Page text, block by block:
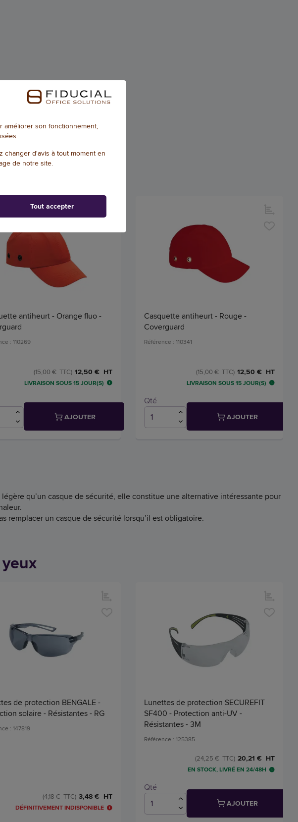
antiheurt - Orange fluo -
: 110269
12,50 € HT
(15,00 € TTC)
LIVRAISON SOUS 15 JOUR(S)
AJOUTER
Casquette antiheurt - Rouge -
Coverguard
Référence : 110341
12,50 € HT
(15,00 € TTC)
LIVRAISON SOUS 15 JOUR(S)
Qté
AJOUTER
qu’un casque de sécurité, elle constitue une alternative intéressante pour
remplacer un casque de sécurité lorsqu’il est obligatoire.
de protection BENGALE -
solaire - Résistantes - RG
: 147819
3,48 € HT
(4,18 € TTC)
DÉFINITIVEMENT INDISPONIBLE
Lunettes de protection SECUREFIT
SF400 - Protection anti-UV -
Résistantes - 3M
Référence : 125385
20,21 € HT
(24,25 € TTC)
EN STOCK, LIVRÉ EN 24/48H
Qté
AJOUTER
améliorer son fonctionnement,
changer d'avis à tout moment en
de notre site.
Tout accepter